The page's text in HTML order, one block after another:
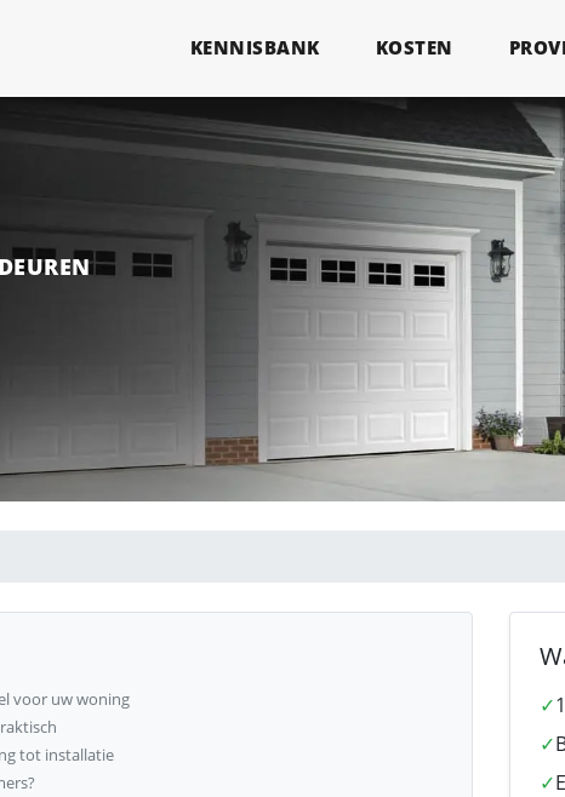
KENNISBANK KOSTEN
voor uw woning
tot installatie
✓
✓
✓